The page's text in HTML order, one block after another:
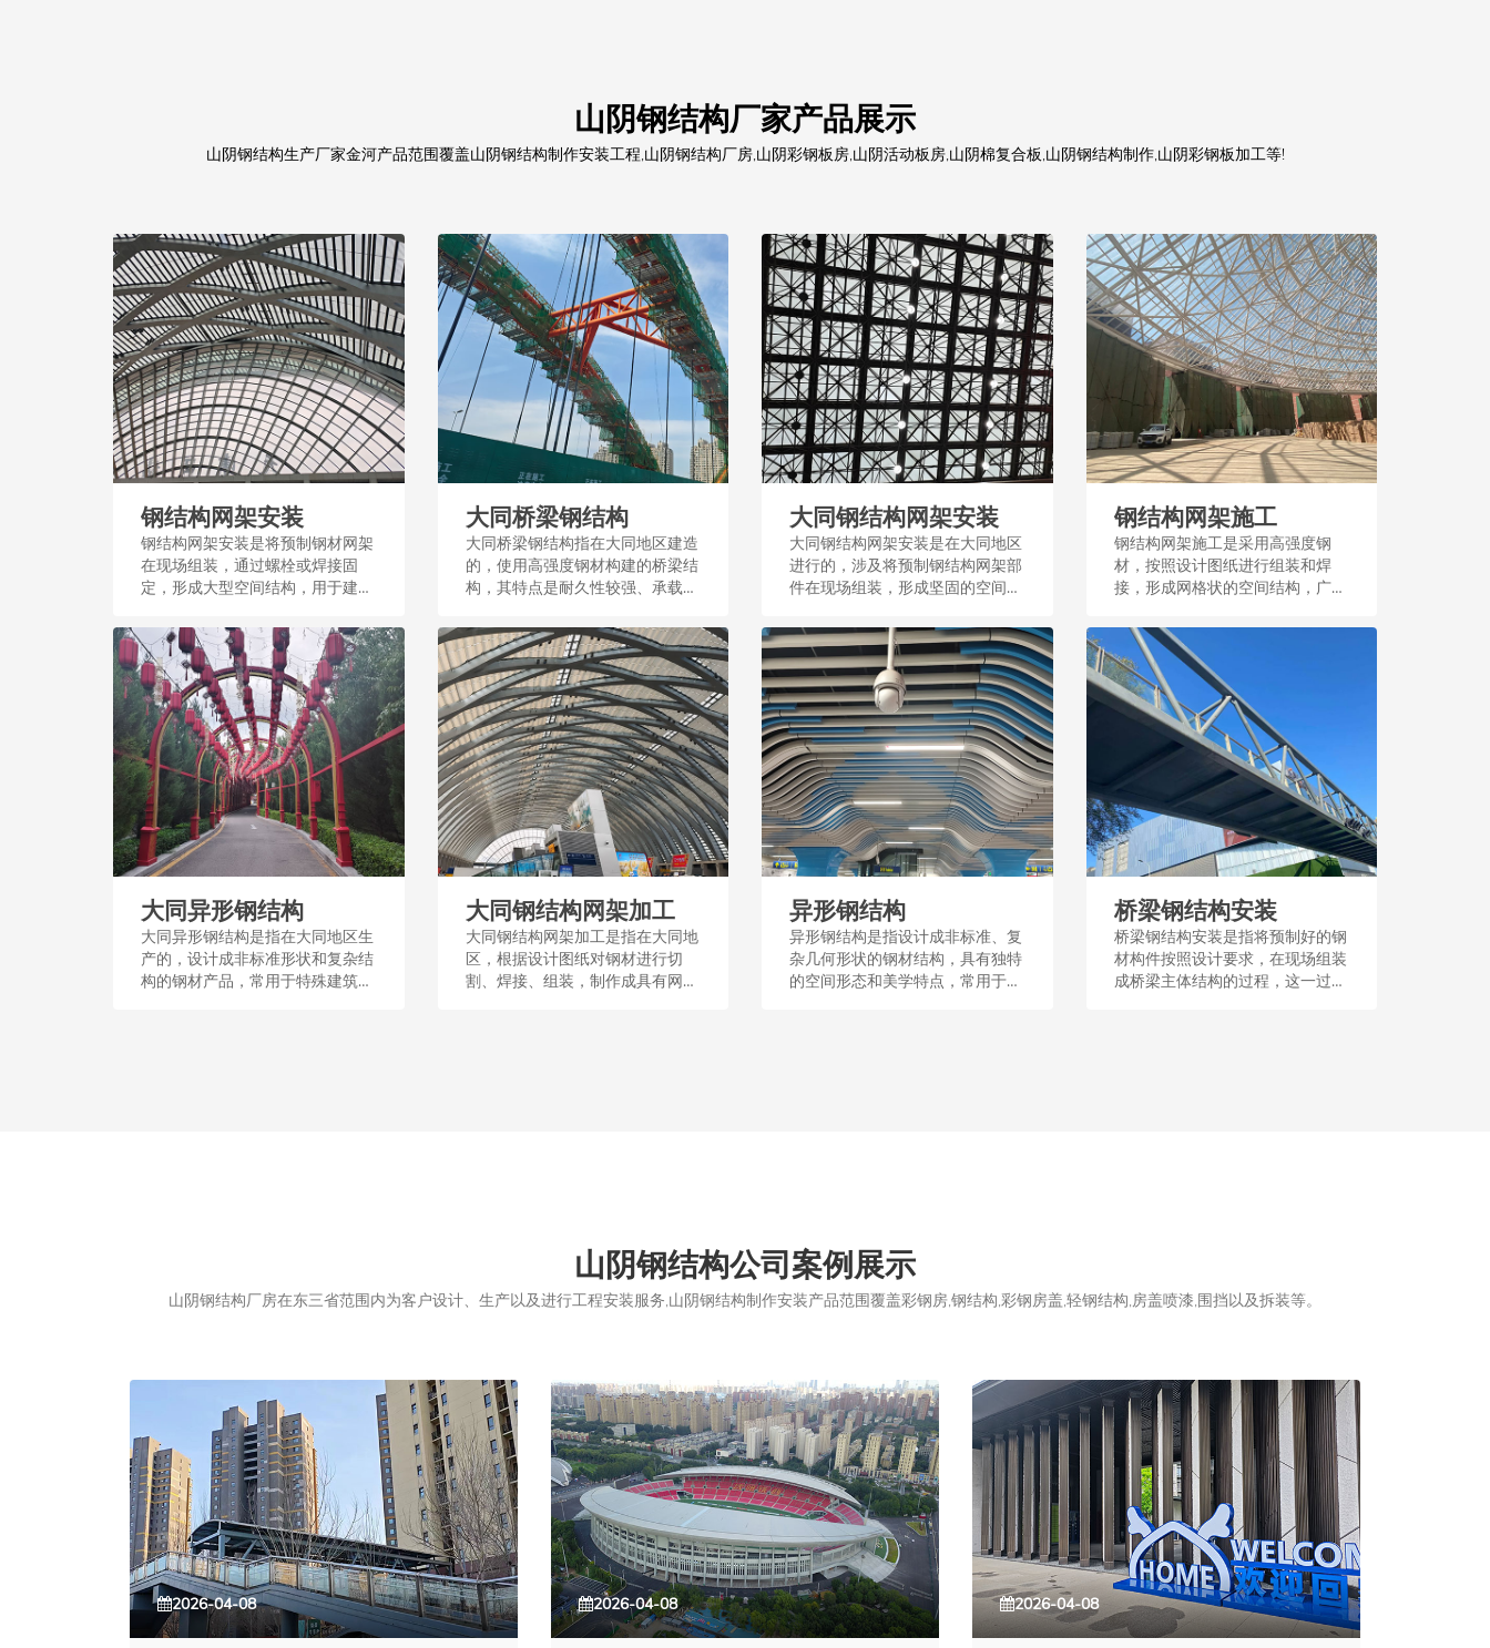
山阴钢结构厂家产品展示
山阴钢结构生产厂家金河产品范围覆盖山阴钢结构制作安装工程,山阴钢结构厂房,山阴彩钢板房,山阴活动板房,山阴棉复合板,山阴钢结构制作,山阴彩钢板加工等!
钢结构网架安装
钢结构网架安装是将预制钢材网架
在现场组装，通过螺栓或焊接固
定，形成大型空间结构，用于建筑
量和精密施工，确保结构稳定和安
全。...
大同桥梁钢结构
大同桥梁钢结构指在大同地区建造
的，使用高强度钢材构建的桥梁结
构，其特点是耐久性较强、承载能
施建设。...
大同钢结构网架安装
大同钢结构网架安装是在大同地区
进行的，涉及将预制钢结构网架部
件在现场组装，形成坚固的空间结
筑。...
钢结构网架施工
钢结构网架施工是采用高强度钢
材，按照设计图纸进行组装和焊
接，形成网格状的空间结构，广泛
过程注重精度和稳定性。...
大同异形钢结构
大同异形钢结构是指在大同地区生
产的，设计成非标准形状和复杂结
构的钢材产品，常用于特殊建筑和
大同钢结构网架加工
大同钢结构网架加工是指在大同地
区，根据设计图纸对钢材进行切
割、焊接、组装，制作成具有网状
异形钢结构
异形钢结构是指设计成非标准、复
杂几何形状的钢材结构，具有独特
的空间形态和美学特点，常用于建
桥梁钢结构安装
桥梁钢结构安装是指将预制好的钢
材构件按照设计要求，在现场组装
成桥梁主体结构的过程，这一过程
山阴钢结构公司案例展示
山阴钢结构厂房在东三省范围内为客户设计、生产以及进行工程安装服务,山阴钢结构制作安装产品范围覆盖彩钢房,钢结构,彩钢房盖,轻钢结构,房盖喷漆,围挡以及拆装等。
2026-04-08 2026-04-08 2026-04-08